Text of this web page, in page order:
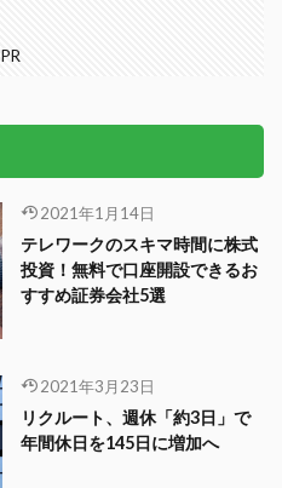
PR
2021年1月14日
テレワークのスキマ時間に株式
投資！無料で口座開設できるお
すすめ証券会社5選
2021年3月23日
リクルート、週休「約3日」で
年間休日を145日に増加へ